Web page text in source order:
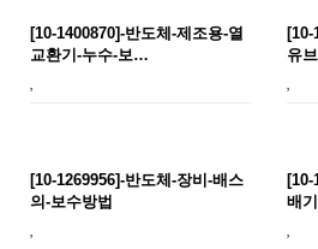
[10-1400870]-반도체-제조용-열
교환기-누수-보…
유
[10-1269956]-반도체-장비-배스
의-보수방법
배